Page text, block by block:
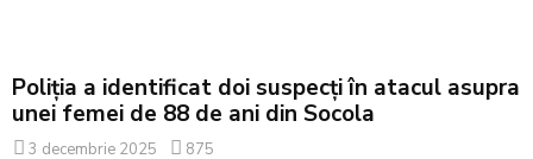
Poliția a identificat doi suspecți în atacul asupra
unei femei de 88 de ani din Socola
3 decembrie 2025 875